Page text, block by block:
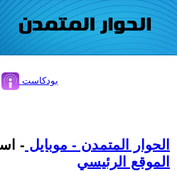
بودكاست
الحوار المتمدن - موبايل -
الموقع الرئيسي